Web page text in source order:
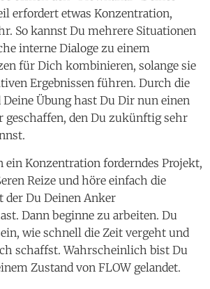
erfordert etwas Konzentration,
So kannst Du mehrere Situationen
interne Dialoge zu einem
für Dich kombinieren, solange sie
Ergebnissen führen. Durch die
Übung hast Du Dir nun einen
geschaffen, den Du zukünftig sehr
ein Konzentration forderndes Projekt,
Reize und höre einfach die
Du Deinen Anker
Dann beginne zu arbeiten. Du
wie schnell die Zeit vergeht und
schaffst. Wahrscheinlich bist Du
Zustand von FLOW gelandet.